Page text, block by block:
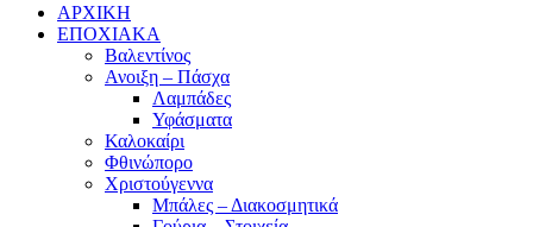
ΑΡΧΙΚΗ
ΕΠΟΧΙΑΚΑ
Βαλεντίνος
Ανοιξη – Πάσχα
Λαμπάδες
Υφάσματα
Καλοκαίρι
Φθινώπορο
Χριστούγεννα
Μπάλες – Διακοσμητικά